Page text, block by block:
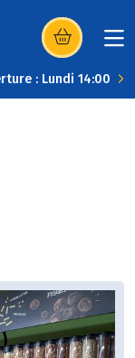
(s’ouvre dans
: Lundi 14:00